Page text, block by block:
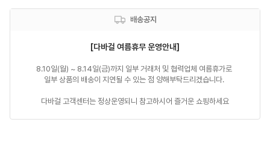
배송공지
[다바걸 여름휴무 운영안내]
8.10일(월) ~ 8.14일(금)까지 일부 거래처 및 협력업체 여름휴가로
일부 상품의 배송이 지연될 수 있는 점 양해부탁드리겠습니다.
다바걸 고객센터는 정상운영되니 참고하시어 즐거운 쇼핑하세요